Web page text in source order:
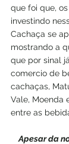
que foi que,
investindo
Cachaça se
mostrando a
que por sinal
comercio de
cachaças,
Vale, Moenda
entre as
Apesar da